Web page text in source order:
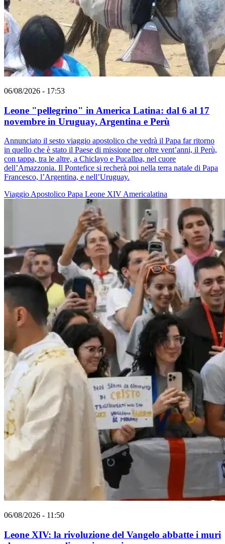
06/08/2026 - 17:53
Leone "pellegrino" in America Latina: dal 6 al 17
novembre in Uruguay, Argentina e Perù
Annunciato il sesto viaggio apostolico che vedrà il Papa far ritorno
in quello che è stato il Paese di missione per oltre vent’anni, il Perù,
con tappa, tra le altre, a Chiclayo e Pucallpa, nel cuore
dell’Amazzonia. Il Pontefice si recherà poi nella terra natale di Papa
Francesco, l’Argentina, e nell’Uruguay.
Viaggio Apostolico Papa Leone XIV Americalatina
06/08/2026 - 11:50
Leone XIV: la rivoluzione del Vangelo abbatte i muri